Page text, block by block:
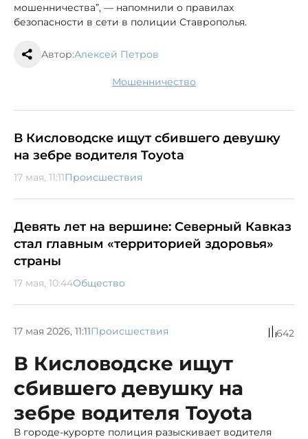
мошенничества”, — напомнили о правилах
безопасности в сети в полиции Ставрополья.
Автор:Алексей Петров
мошенничество
В Кисловодске ищут сбившего девушку
на зебре водителя Toyota
17 мая, 11:11Происшествия
Девять лет на вершине: Северный Кавказ
стал главным «территорией здоровья»
страны
17 мая, 10:44Общество
17 мая 2026, 11:11Происшествия 642
В Кисловодске ищут
сбившего девушку на
зебре водителя Toyota
В городе-курорте полиция разыскивает водителя